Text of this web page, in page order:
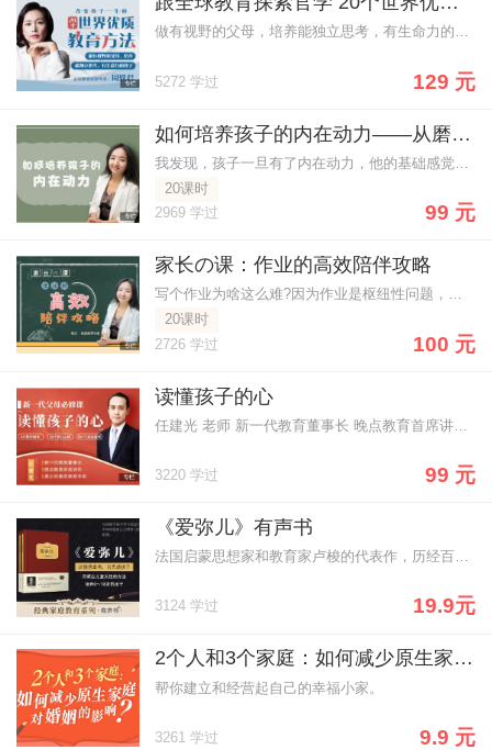
做有视野的父母，培养能独立思考，有生命力的孩子
5272 学过 129 元
如何培养孩子的内在动力——从磨蹭拖拉，到自动自发
20课时
2969 学过
99 元
家长の课：作业的高效陪伴攻略
写个作业为啥这么难?因为作业是枢纽性问题，处于感觉线和能力线的交叉点上。家长要做的事情，是交还方向盘，给孩子加满油。 而许多家长的做法，却是南辕北辙：通过贴身侵犯，抢夺孩子的方向盘，让孩子失去了自主性和掌控感;通过催促、讲道理、发脾气，给孩子漏油，让孩子失去了动力系统。 针对这个巨大的痛点，我们双管齐下，分别给家长和孩子准备了专属的作业课。家长的课程，让我们回到客观，改善作业的基础和土壤;孩子的课程，提供工具、方法和心法，助孩子一臂之力。 我最大的心愿：作业，不再是亲子关系的杀手，而是学习的助推
20课时
2726 学过
100 元
读懂孩子的心
任建光 老师 新一代教育董事长 晚点教育首席讲师 青少年素质教育专家 你将获得 影响百万人的教育方法 凝聚20年教育经验，实用的教育理念与方法 性格养成的引导策略 从小养成孩子好习惯，建立自信积极的人格 即学即用的沟通技巧 6个亲子沟通方法，让你不急不吼做最完美父母 学霸高效的提分秘笈 科学高效的学习方法，从根本上提升孩子学习成绩
3220 学过 99 元
《爱弥儿》有声书
法国启蒙思想家和教育家卢梭的代表作，历经百年而不衰的教育精品书籍
3124 学过 19.9元
2个人和3个家庭：如何减少原生家庭对婚姻的影响？
帮你建立和经营起自己的幸福小家。
3261 学过 9.9 元